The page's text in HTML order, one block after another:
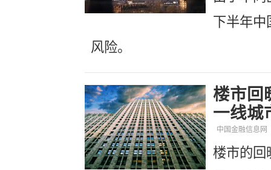
下半年中
风险。
楼市回
一线城
中国金融信息网
楼市的回